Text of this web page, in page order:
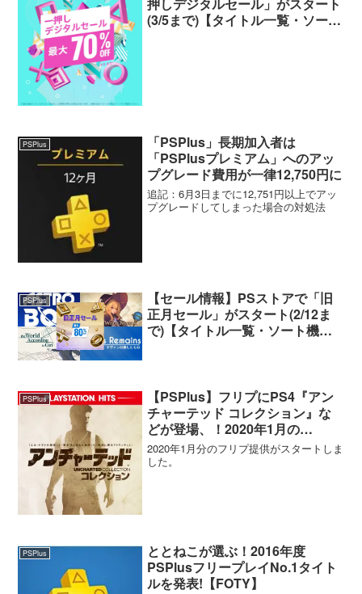
(3/5まで)【タイトル一覧・ソート
PSPlus
「PSPlus」長期加入者は
「PSPlusプレミアム」へのアッ
プグレード費用が一律12,750円に
追記：6月3日までに12,751円以上でアッ
プグレードしてしまった場合の対処法
PSPlus
【セール情報】PSストアで「旧
正月セール」がスタート(2/12ま
で)【タイトル一覧・ソート機能
PSPlus
【PSPlus】フリプにPS4『アン
チャーテッド コレクション』な
どが登場、！2020年1月の
PSPlusフリープレイタイトルが
提供開始！
2020年1月分のフリプ提供がスタートしま
した。
PSPlus
ととねこが選ぶ！2016年度
PSPlusフリープレイNo.1タイト
ルを発表!【FOTY】